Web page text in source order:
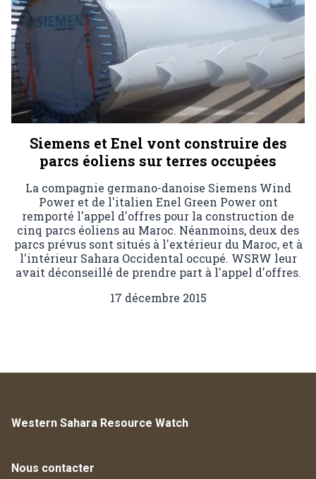
Siemens et Enel vont construire des
parcs éoliens sur terres occupées
La compagnie germano-danoise Siemens Wind
Power et de l'italien Enel Green Power ont
remporté l'appel d'offres pour la construction de
cinq parcs éoliens au Maroc. Néanmoins, deux des
parcs prévus sont situés à l'extérieur du Maroc, et à
l'intérieur Sahara Occidental occupé. WSRW leur
avait déconseillé de prendre part à l'appel d'offres.
17 décembre 2015
Western Sahara Resource Watch
Nous contacter